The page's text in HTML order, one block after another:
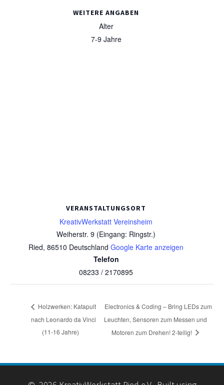
WEITERE ANGABEN
Alter
7-9 Jahre
VERANSTALTUNGSORT
KreativWerkstatt Vereinsheim
Weiherstr. 9 (Eingang: Ringstr.)
Ried, 86510 Deutschland Google Karte anzeigen
Telefon
08233 / 2170895
Holzwerken: Katapult
nach Leonardo da Vinci
(11-16 Jahre)
Electronics & Coding – Bring LEDs zum
Leuchten, Sensoren zum Messen und
Motoren zum Drehen! 2-teilig!